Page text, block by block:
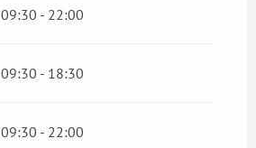
09:30 - 22:00
09:30 - 18:30
09:30 - 22:00